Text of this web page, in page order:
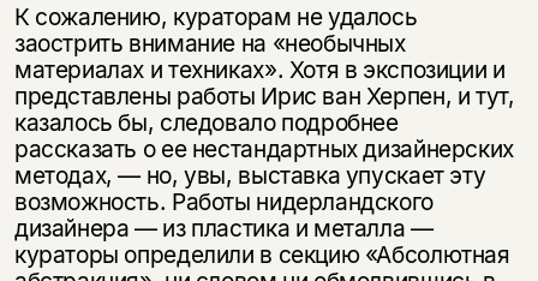
К сожалению, кураторам не удалось
заострить внимание на «необычных
материалах и техниках». Хотя в экспозиции и
представлены работы Ирис ван Херпен, и тут,
казалось бы, следовало подробнее
рассказать о ее нестандартных дизайнерских
методах, — но, увы, выставка упускает эту
возможность. Работы нидерландского
дизайнера — из пластика и металла —
кураторы определили в секцию «Абсолютная